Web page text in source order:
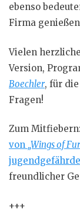
ebenso
Firma
Vielen
Version,
Boechler, für
Fragen!
Zum Mitfiebern:
von „Wings of
freundlicher
+++